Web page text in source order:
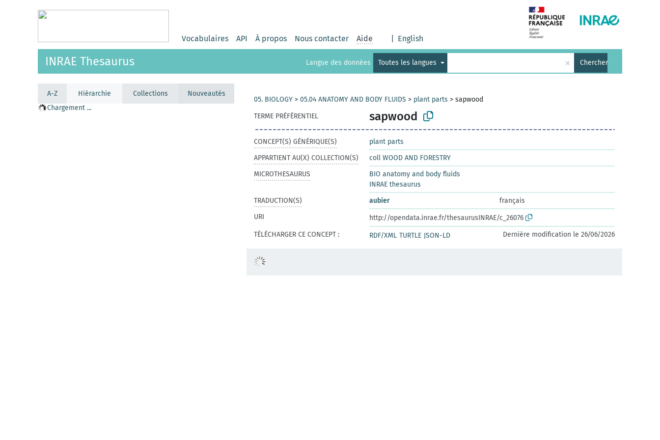
Vocabulaires API À propos Nous contacter Aide English
INRAE Thesaurus Langue des données Toutes les langues × Chercher
A-Z Hiérarchie Collections
Nouveautés
Chargement ...
05. BIOLOGY > 05.04 ANATOMY AND BODY FLUIDS > plant parts > sapwood
TERME PRÉFÉRENTIEL
sapwood
CONCEPT(S) GÉNÉRIQUE(S)
plant parts
APPARTIENT AU(X) COLLECTION(S)
coll WOOD AND FORESTRY
MICROTHESAURUS
BIO anatomy and body fluids
INRAE thesaurus
TRADUCTION(S)
aubier
français
URI
http://opendata.inrae.fr/thesaurusINRAE/c_26076
TÉLÉCHARGER CE CONCEPT :
RDF/XML TURTLE JSON-LD Dernière modification le 26/06/2026